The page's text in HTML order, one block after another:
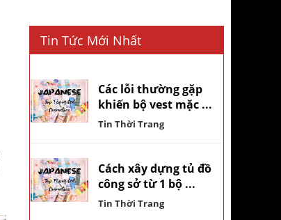
Tin Tức Mới Nhất
Các lỗi thường gặp
khiến bộ vest mặc ...
Tin Thời Trang
Cách xây dựng tủ đồ
công sở từ 1 bộ ...
Tin Thời Trang